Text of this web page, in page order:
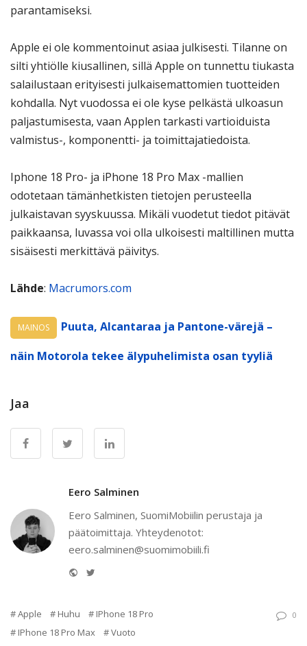
parantamiseksi.
Apple ei ole kommentoinut asiaa julkisesti. Tilanne on
silti yhtiölle kiusallinen, sillä Apple on tunnettu tiukasta
salailustaan erityisesti julkaisemattomien tuotteiden
kohdalla. Nyt vuodossa ei ole kyse pelkästä ulkoasun
paljastumisesta, vaan Applen tarkasti vartioiduista
valmistus-, komponentti- ja toimittajatiedoista.
Iphone 18 Pro- ja iPhone 18 Pro Max -mallien
odotetaan tämänhetkisten tietojen perusteella
julkaistavan syyskuussa. Mikäli vuodetut tiedot pitävät
paikkaansa, luvassa voi olla ulkoisesti maltillinen mutta
sisäisesti merkittävä päivitys.
Lähde: Macrumors.com
MAINOS
Puuta, Alcantaraa ja Pantone-värejä –
näin Motorola tekee älypuhelimista osan tyyliä
Jaa
Eero Salminen
Eero Salminen, SuomiMobiilin perustaja ja
päätoimittaja. Yhteydenotot:
eero.salminen@suomimobiili.fi
Website
Apple Huhu
IPhone 18 Pro
IPhone 18 Pro Max
Vuoto
0